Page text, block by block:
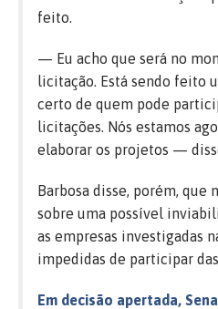
feito.
— Eu acho que será no
licitação. Está sendo feito
certo de quem pode
licitações. Nós estamos
elaborar os projetos —
Barbosa disse, porém, que
sobre uma possível
as empresas investigadas
impedidas de participar
Em decisão apertada,